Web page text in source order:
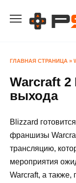
содержанию
ГЛАВНАЯ СТРАНИЦА »
Warcraft 2
выхода
Blizzard
франшизы
трансляцию,
мероприятия
Warcraft, а также,